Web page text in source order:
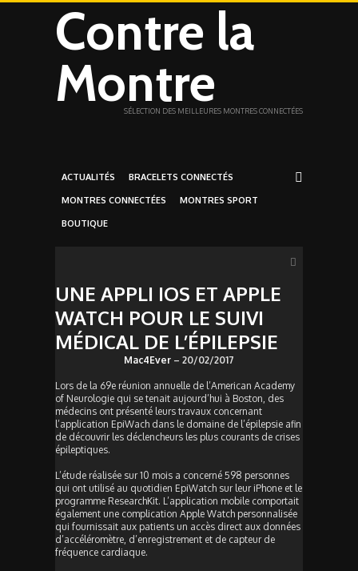
Contre la
Montre
SÉLECTION DES MEILLEURES MONTRES CONNECTÉES
ACTUALITÉS BRACELETS CONNECTÉS
MONTRES CONNECTÉES MONTRES SPORT
BOUTIQUE
UNE APPLI IOS ET APPLE
WATCH POUR LE SUIVI
MÉDICAL DE L’ÉPILEPSIE
Mac4Ever – 20/02/2017
Lors de la 69e réunion annuelle de l’American Academy
of Neurologie qui se tenait aujourd’hui à Boston, des
médecins ont présenté leurs travaux concernant
l’application EpiWach dans le domaine de l’épilepsie afin
de découvrir les déclencheurs les plus courants de crises
épileptiques.
L’étude réalisée sur 10 mois a concerné 598 personnes
qui ont utilisé au quotidien EpiWatch sur leur iPhone et le
programme ResearchKit. L’application mobile comportait
également une complication Apple Watch personnalisée
qui fournissait aux patients un accès direct aux données
d’accéléromètre, d’enregistrement et de capteur de
fréquence cardiaque.